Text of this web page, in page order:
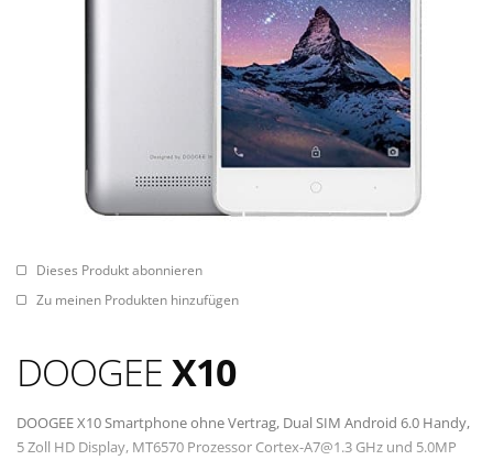
Dieses Produkt abonnieren
Zu meinen Produkten hinzufügen
DOOGEEX10
DOOGEE X10 Smartphone ohne Vertrag, Dual SIM Android 6.0 Handy,
5 Zoll HD Display, MT6570 Prozessor Cortex-A7@1.3 GHz und 5.0MP